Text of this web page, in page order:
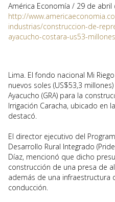
América Economía / 29 de abril
http://
industrias/construccion-de-
ayacucho-costara-us53-millones
Lima. El fondo nacional Mi
nuevos soles (US$53,3
Ayacucho (GRA) para la
Irrigación Caracha, ubicado en
destacó.
El director ejecutivo del
Desarrollo Rural Integrado
Díaz, mencionó que dicho
construcción de una presa de
además de una infraestructura
conducción.